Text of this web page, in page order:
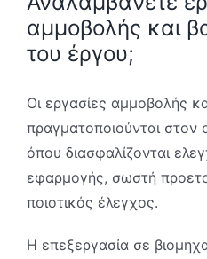
αμμοβολής και
του έργου;
Οι εργασίες αμμοβολής
πραγματοποιούνται
όπου διασφαλίζονται
εφαρμογής, σωστή
ποιοτικός έλεγχος.
Η επεξεργασία σε